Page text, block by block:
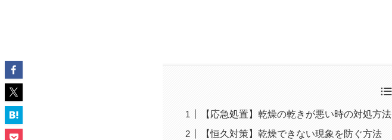
【応急処置】乾燥の乾きが悪い時の対処方法
【恒久対策】乾燥できない現象を防ぐ方法